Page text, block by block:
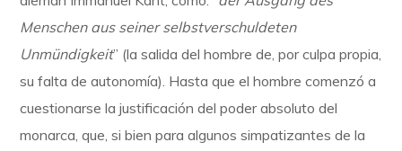
Menschen aus seiner selbstverschuldeten
Unmündigkeit” (la salida del hombre de, por culpa propia,
su falta de autonomía). Hasta que el hombre comenzó a
cuestionarse la justificación del poder absoluto del
monarca, que, si bien para algunos simpatizantes de la